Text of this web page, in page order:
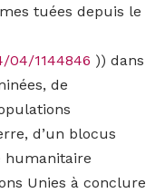
tuées depuis le
04/1144846 )) dans
de
d’un blocus
humanitaire
Unies à conclure